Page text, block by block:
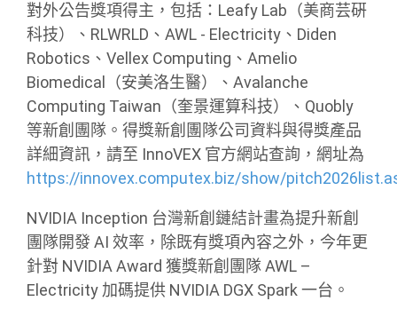
對外公告獎項得主，包括：Leafy Lab（美商芸硏
科技）、RLWRLD、AWL - Electricity、Diden
Robotics、Vellex Computing、Amelio
Biomedical（安美洛生醫）、Avalanche
Computing Taiwan（奎景運算科技）、Quobly
等新創團隊。得獎新創團隊公司資料與得獎產品
詳細資訊，請至 InnoVEX 官方網站查詢，網址為
https://innovex.computex.biz/show/
NVIDIA Inception 台灣新創鏈結計畫為提升新創
團隊開發 AI 效率，除既有獎項內容之外，今年更
針對 NVIDIA Award 獲獎新創團隊 AWL –
Electricity 加碼提供 NVIDIA DGX Spark 一台。